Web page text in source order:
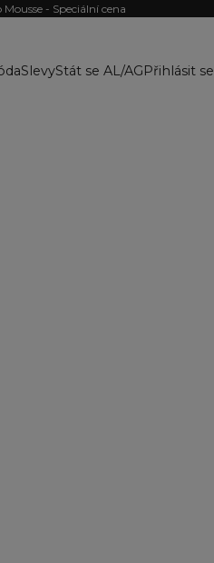
- Speciální cena
SlevyStát se AL/AGPřihlásit se